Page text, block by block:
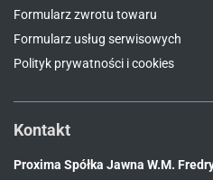
Formularz zwrotu towaru
Formularz usług serwisowych
Polityk prywatności i cookies
Kontakt
Proxima Spółka Jawna W.M.